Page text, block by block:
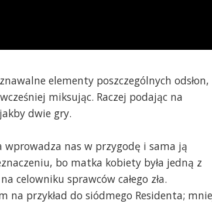
elementy poszczególnych odsłon,
miksując. Raczej podając na
dwie gry.
wprowadza nas w przygodę i sama ją
bo matka kobiety była jedną z
celowniku sprawców całego zła.
na przykład do siódmego Residenta;